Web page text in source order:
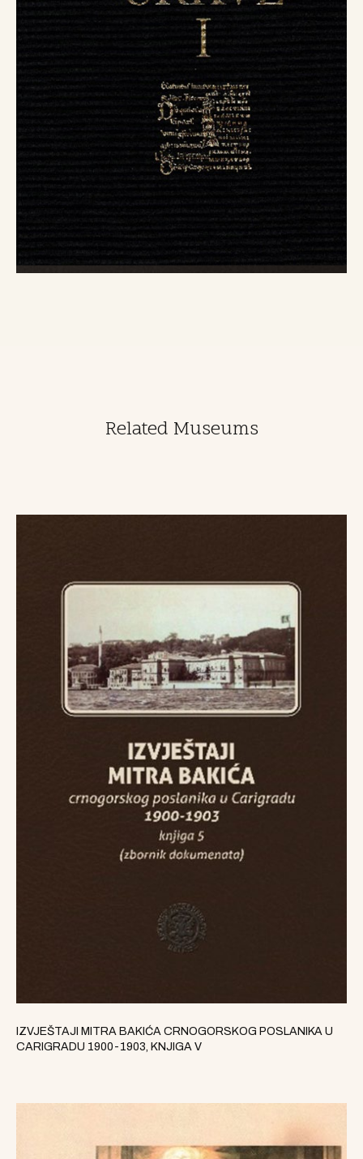
Related Museums
IZVJEŠTAJI MITRA BAKIĆA CRNOGORSKOG POSLANIKA U
CARIGRADU 1900-1903, KNJIGA V